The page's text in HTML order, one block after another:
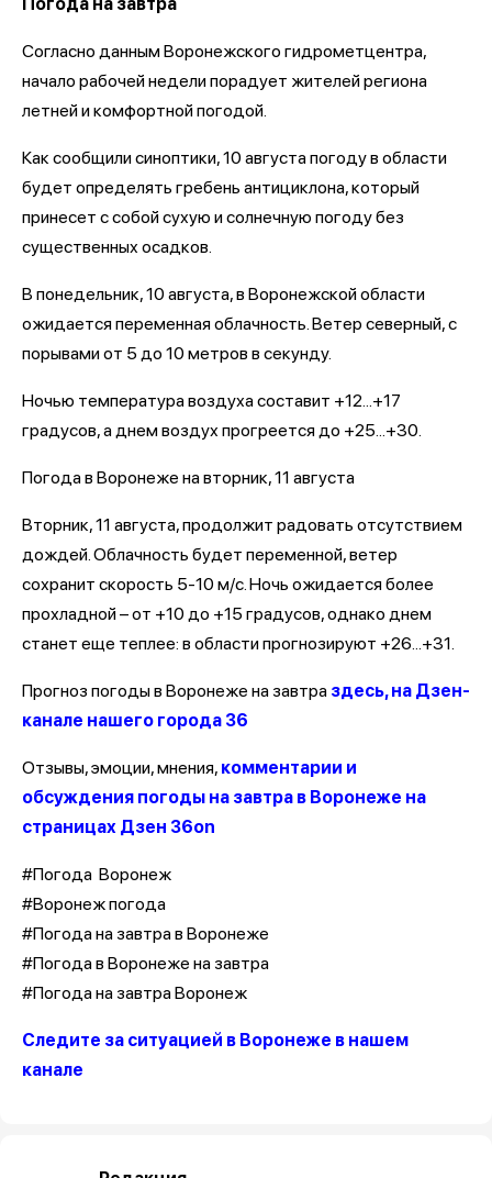
Согласно данным Воронежского гидрометцентра,
начало рабочей недели порадует жителей региона
летней и комфортной погодой.
Как сообщили синоптики, 10 августа погоду в области
будет определять гребень антициклона, который
принесет с собой сухую и солнечную погоду без
существенных осадков.
В понедельник, 10 августа, в Воронежской области
ожидается переменная облачность. Ветер северный, с
порывами от 5 до 10 метров в секунду.
Ночью температура воздуха составит +12...+17
градусов, а днем воздух прогреется до +25...+30.
Погода в Воронеже на вторник, 11 августа
Вторник, 11 августа, продолжит радовать отсутствием
дождей. Облачность будет переменной, ветер
сохранит скорость 5-10 м/с. Ночь ожидается более
прохладной – от +10 до +15 градусов, однако днем
станет еще теплее: в области прогнозируют +26...+31.
Прогноз погоды в Воронеже на завтра здесь, на Дзен-
канале нашего города 36
Отзывы, эмоции, мнения, комментарии и
обсуждения погоды на завтра в Воронеже на
страницах Дзен 36on
#Погода Воронеж
#Воронеж погода
#Погода на завтра в Воронеже
#Погода в Воронеже на завтра
#Погода на завтра Воронеж
Следите за ситуацией в Воронеже в нашем
канале